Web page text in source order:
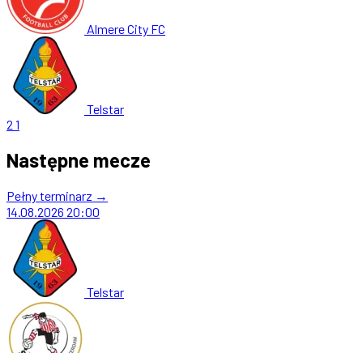
Almere City FC
Telstar
2 1
Następne mecze
Pełny terminarz →
14.08.2026 20:00
Telstar